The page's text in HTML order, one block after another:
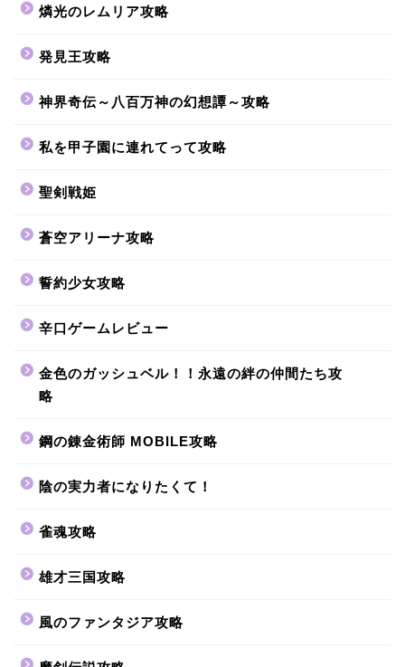
燐光のレムリア攻略
発見王攻略
神界奇伝～八百万神の幻想譚～攻略
私を甲子園に連れてって攻略
聖剣戦姫
蒼空アリーナ攻略
誓約少女攻略
辛口ゲームレビュー
金色のガッシュベル！！永遠の絆の仲間たち攻
略
鋼の錬金術師 MOBILE攻略
陰の実力者になりたくて！
雀魂攻略
雄才三国攻略
風のファンタジア攻略